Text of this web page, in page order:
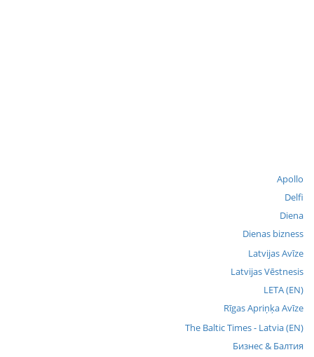
Apollo
Delfi
Diena
Dienas bizness
Latvijas Avīze
Latvijas Vēstnesis
LETA (EN)
Rīgas Apriņķa Avīze
The Baltic Times - Latvia (EN)
Бизнес & Балтия